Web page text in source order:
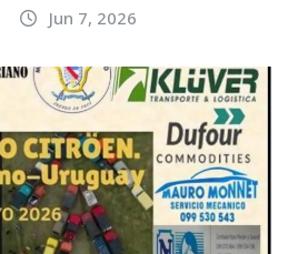
Jun 7, 2026